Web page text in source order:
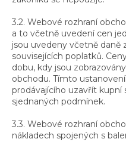
3.2. Webové rozhraní
a to včetně uvedení cen
jsou uvedeny včetně daně
souvisejících poplatků.
dobu, kdy jsou
obchodu. Tímto
prodávajícího uzavřít kupní
sjednaných podmínek.
3.3. Webové rozhraní
nákladech spojených s